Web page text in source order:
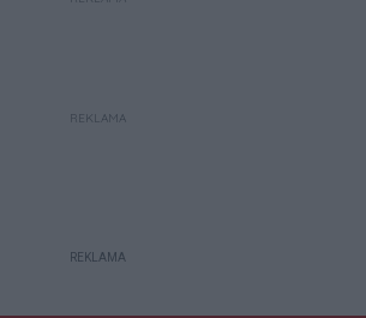
REKLAMA
REKLAMA